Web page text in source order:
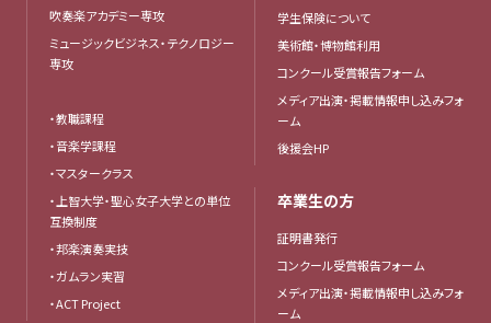
吹奏楽アカデミー専攻
ミュージックビジネス・テクノロジー
専攻
・教職課程
・音楽学課程
・マスタークラス
・上智大学・聖心女子大学との単位
互換制度
・邦楽演奏実技
・ガムラン実習
・ACT Project
学生保険について
美術館・博物館利用
コンクール受賞報告フォーム
メディア出演・掲載情報申し込みフォ
ーム
後援会HP
卒業生の方
証明書発行
コンクール受賞報告フォーム
メディア出演・掲載情報申し込みフォ
ーム